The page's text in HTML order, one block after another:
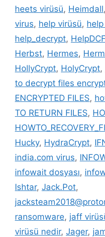
heets virüsü, Heimdall,
virus, help virüsü,
help_decrypt,
Herbst, Hermes,
HollyCrypt, HolyCrypt,
to decrypt files
ENCRYPTED FILES,
TO RETURN FILES,
Hucky, HydraCrypt,
india.com virus,
infowait dosyası,
Ishtar, Jack.Pot,
ransomware, jaff
virüsü nedir, Jager,